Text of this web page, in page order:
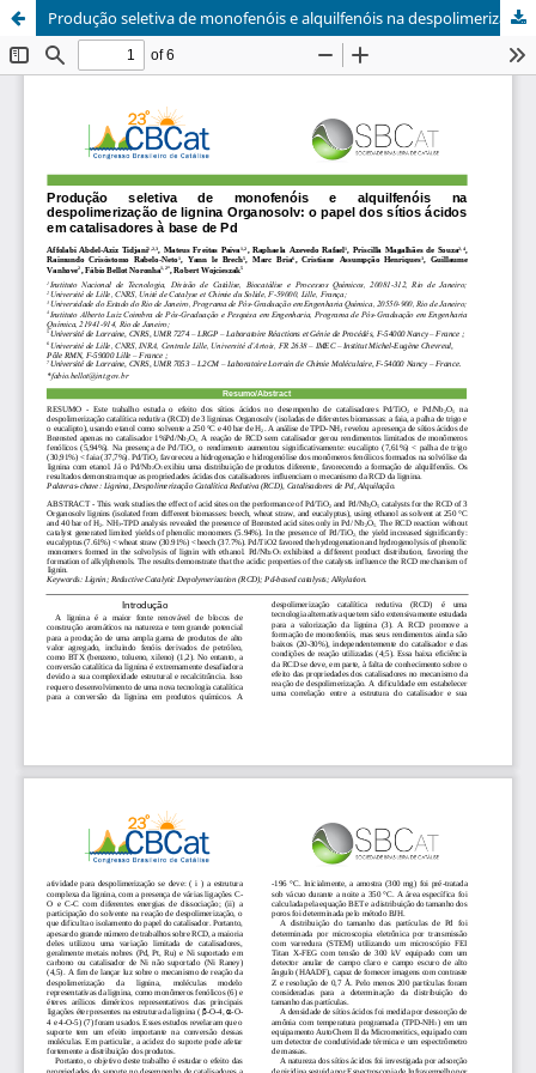
Produção seletiva de monofenóis e alquilfenóis na despolimerização de lignina Organosolv: o papel dos sítios ácidos em catalisadores à base de Pd